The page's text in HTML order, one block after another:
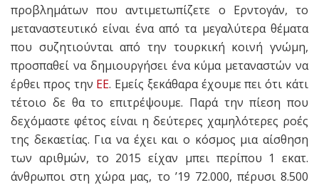
προβλημάτων που αντιμετωπίζετε ο Ερντογάν, το
μεταναστευτικό είναι ένα από τα μεγαλύτερα θέματα
που συζητιούνται από την τουρκική κοινή γνώμη,
προσπαθεί να δημιουργήσει ένα κύμα μεταναστών να
έρθει προς την ΕΕ. Εμείς ξεκάθαρα έχουμε πει ότι κάτι
τέτοιο δε θα το επιτρέψουμε. Παρά την πίεση που
δεχόμαστε φέτος είναι η δεύτερες χαμηλότερες ροές
της δεκαετίας. Για να έχει και ο κόσμος μια αίσθηση
των αριθμών, το 2015 είχαν μπει περίπου 1 εκατ.
άνθρωποι στη χώρα μας, το ’19 72.000, πέρυσι 8.500